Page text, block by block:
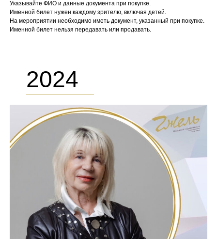
Указывайте ФИО и данные документа при покупке.
Именной билет нужен каждому зрителю, включая детей.
На мероприятии необходимо иметь документ, указанный при покупке.
Именной билет нельзя передавать или продавать.
2024